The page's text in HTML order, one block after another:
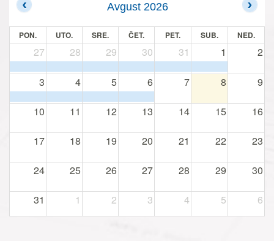
Avgust 2026
PON. UTO. SRE. ČET. PET. SUB. NED.
27 28 29 30 31 1 2
3 4 5 6 7 8 9
10 11 12 13 14 15 16
17 18 19 20 21 22 23
24 25 26 27 28 29 30
31 1 2 3 4 5 6